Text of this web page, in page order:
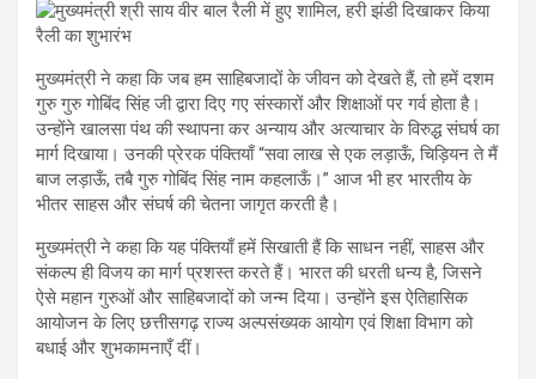
मुख्यमंत्री ने कहा कि जब हम साहिबजादों के जीवन को देखते हैं, तो हमें दशम
गुरु गुरु गोबिंद सिंह जी द्वारा दिए गए संस्कारों और शिक्षाओं पर गर्व होता है।
उन्होंने खालसा पंथ की स्थापना कर अन्याय और अत्याचार के विरुद्ध संघर्ष का
मार्ग दिखाया। उनकी प्रेरक पंक्तियाँ “सवा लाख से एक लड़ाऊँ, चिड़ियन ते मैं
बाज लड़ाऊँ, तबै गुरु गोबिंद सिंह नाम कहलाऊँ।” आज भी हर भारतीय के
भीतर साहस और संघर्ष की चेतना जागृत करती है।
मुख्यमंत्री ने कहा कि यह पंक्तियाँ हमें सिखाती हैं कि साधन नहीं, साहस और
संकल्प ही विजय का मार्ग प्रशस्त करते हैं। भारत की धरती धन्य है, जिसने
ऐसे महान गुरुओं और साहिबजादों को जन्म दिया। उन्होंने इस ऐतिहासिक
आयोजन के लिए छत्तीसगढ़ राज्य अल्पसंख्यक आयोग एवं शिक्षा विभाग को
बधाई और शुभकामनाएँ दीं।